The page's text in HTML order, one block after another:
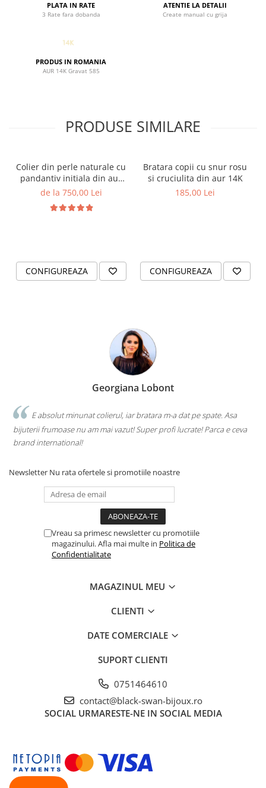
PLATA IN RATE
3 Rate fara dobanda
ATENTIE LA DETALII
Create manual cu grija
PRODUS IN ROMANIA
AUR 14K Gravat 585
PRODUSE SIMILARE
Colier din perle naturale cu
pandantiv initiala din aur
14K si bilute din aur 14K de
de la 750,00 Lei
CONFIGUREAZA
Bratara copii cu snur rosu
si cruciulita din aur 14K
185,00 Lei
CONFIGUREAZA
Georgiana Lobont
E absolut minunat colierul, iar bratara m-a dat pe spate. Asa
bijuterii frumoase nu am mai vazut! Super profi lucrate! Parca e ceva
brand international!
Newsletter Nu rata ofertele si promotiile noastre
Vreau sa primesc newsletter cu promotiile
magazinului. Afla mai multe in Politica de
Confidentialitate
MAGAZINUL MEU
CLIENTI
DATE COMERCIALE
SUPORT CLIENTI
0751464610
contact@black-swan-bijoux.ro
SOCIAL URMARESTE-NE IN SOCIAL MEDIA